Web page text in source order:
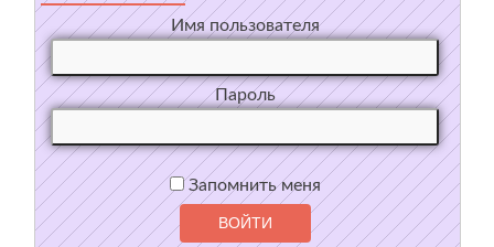
Имя пользователя
Пароль
Запомнить меня